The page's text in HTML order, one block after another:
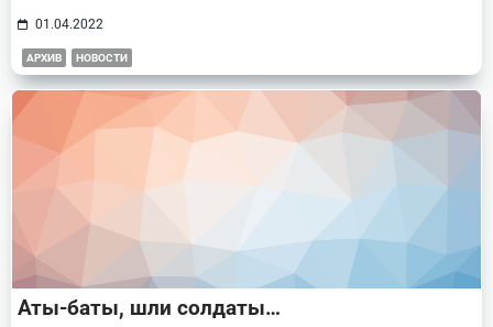
01.04.2022
АРХИВ НОВОСТИ
Аты-баты, шли солдаты…